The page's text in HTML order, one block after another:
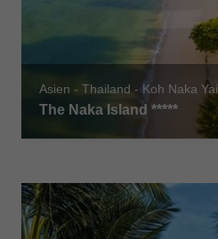
Asien - Thailand - Koh Naka Yai
The Naka Island *****